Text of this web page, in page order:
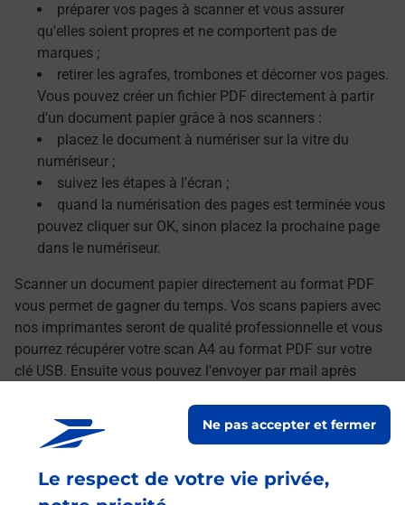
Le respect de votre vie privée,
Ne pas accepter et fermer
préparer vos pages à scanner et vous assurer
qu'elles soient propres et ne comportent pas de
marques ;
retirer les agrafes, trombones et décorner vos pages.
Vous pouvez créer un fichier PDF directement à partir
d'un document papier grâce à nos scanners :
placez le document à numériser sur la vitre du
numériseur ;
suivez les étapes à l'écran ;
quand la numérisation des pages est terminée vous
pouvez cliquer sur OK, sinon placez la prochaine page
dans le numériseur.
Scanner un document papier directement au format PDF
vous permet de gagner du temps. Vos scans papiers avec
nos imprimantes seront de qualité professionnelle et vous
pourrez récupérer votre scan A4 au format PDF sur votre
clé USB. Ensuite vous pouvez l'envoyer par mail après
Le lien s'ouvre dans un nouvel onglet